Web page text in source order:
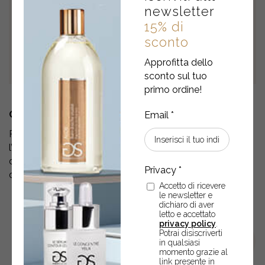
newsletter
15% di
sconto
Approfitta dello
sconto sul tuo
primo ordine!
Accetto di ricevere
le newsletter e
dichiaro di aver
letto e accettato
privacy policy
Potrai disiscriverti
in qualsiasi
momento grazie al
link presente in
COME SI USA
Per una doccia o un bagno rigenerante che rispetta
l’abbronzatura applicare il prodotto con una spugna o
direttamente sulla pelle del corpo lasciandosi avvolgere
dalla sua leggera e fresca schiuma.